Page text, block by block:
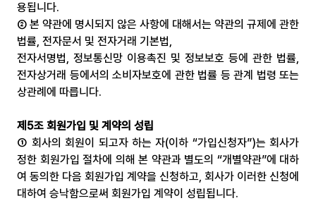
용됩니다.
② 본 약관에 명시되지 않은 사항에 대해서는 약관의 규제에 관한
법률, 전자문서 및 전자거래 기본법,
전자서명법, 정보통신망 이용촉진 및 정보보호 등에 관한 법률,
전자상거래 등에서의 소비자보호에 관한 법률 등 관계 법령 또는
상관례에 따릅니다.
제5조 회원가입 및 계약의 성립
① 회사의 회원이 되고자 하는 자(이하 “가입신청자”)는 회사가
정한 회원가입 절차에 의해 본 약관과 별도의 “개별약관”에 대하
여 동의한 다음 회원가입 계약을 신청하고, 회사가 이러한 신청에
대하여 승낙함으로써 회원가입 계약이 성립됩니다.